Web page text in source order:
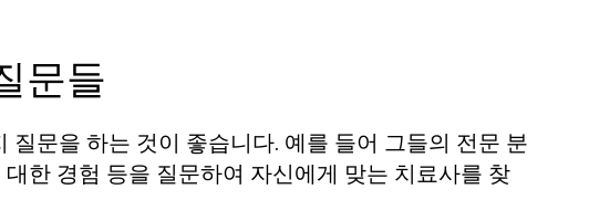
문들
문을 하는 것이 좋습니다. 예를 들어 그들의 전문 분
한 경험 등을 질문하여 자신에게 맞는 치료사를 찾